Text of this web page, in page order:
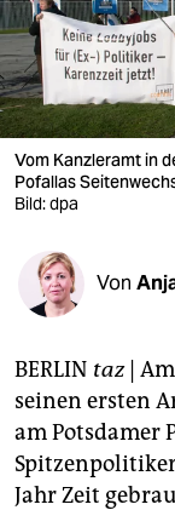
wahrheit
verlag
verlag
veranstaltungen
fragen & hilfe
abo
genossenschaft
epaper login
Vom Kanzleramt in
Pofallas
Bild: dpa
Von
BERLIN taz |
seinen ersten
am Potsdamer
Jahr Zeit